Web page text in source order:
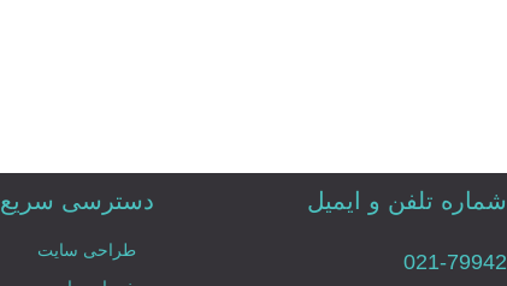
دسترسی سریع
طراحی سایت
شماره تلفن و ایمیل
021-79942